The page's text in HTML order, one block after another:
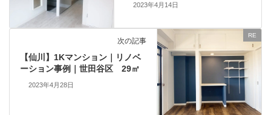
2023年4月14日
RE
次の記事
【仙川】1Kマンション｜リノベ
ーション事例｜世田谷区 29㎡
2023年4月28日